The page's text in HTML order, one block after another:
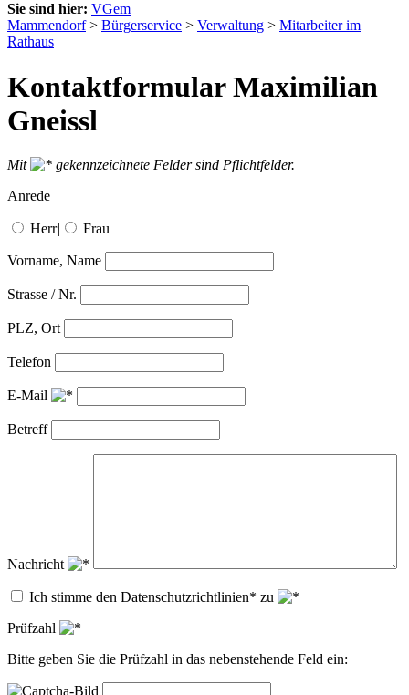
Sie sind hier: VGem
Mammendorf> Bürgerservice > Verwaltung > Mitarbeiter im
Rathaus
Kontaktformular Maximilian
Gneissl
Mit
gekennzeichnete Felder sind Pflichtfelder.
Anrede
Herr| Frau
Vorname, Name
Strasse / Nr.
PLZ, Ort
Telefon
E-Mail
Betreff
Nachricht
Ich stimme den Datenschutzrichtlinien* zu
Prüfzahl
Bitte geben Sie die Prüfzahl in das nebenstehende Feld ein: